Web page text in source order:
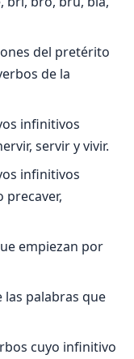
del pretérito
de la
infinitivos
servir y vivir.
infinitivos
precaver,
empiezan por
las palabras que
cuyo infinitivo